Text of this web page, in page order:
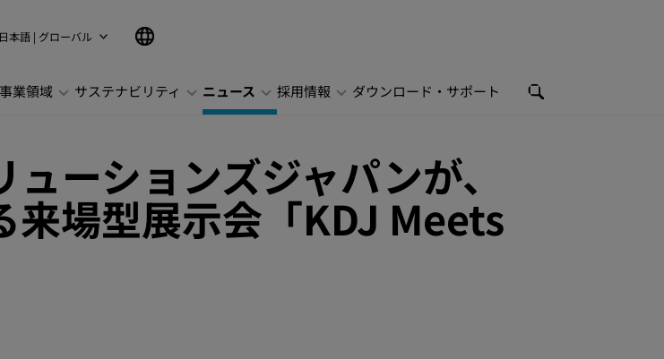
日本語 | グローバル
事業領域 サステナビリティ ニュース 採用情報 ダウンロード・サポート
ーションズジャパンが、
場型展示会「KDJ Meets